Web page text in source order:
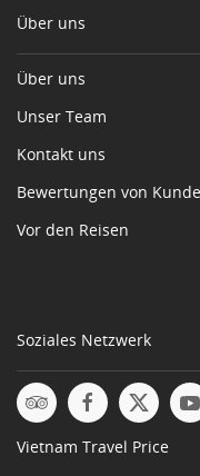
Über uns
Über uns
Unser Team
Kontakt uns
Bewertungen von
Vor den Reisen
Soziales Netzwerk
Vietnam Travel Price